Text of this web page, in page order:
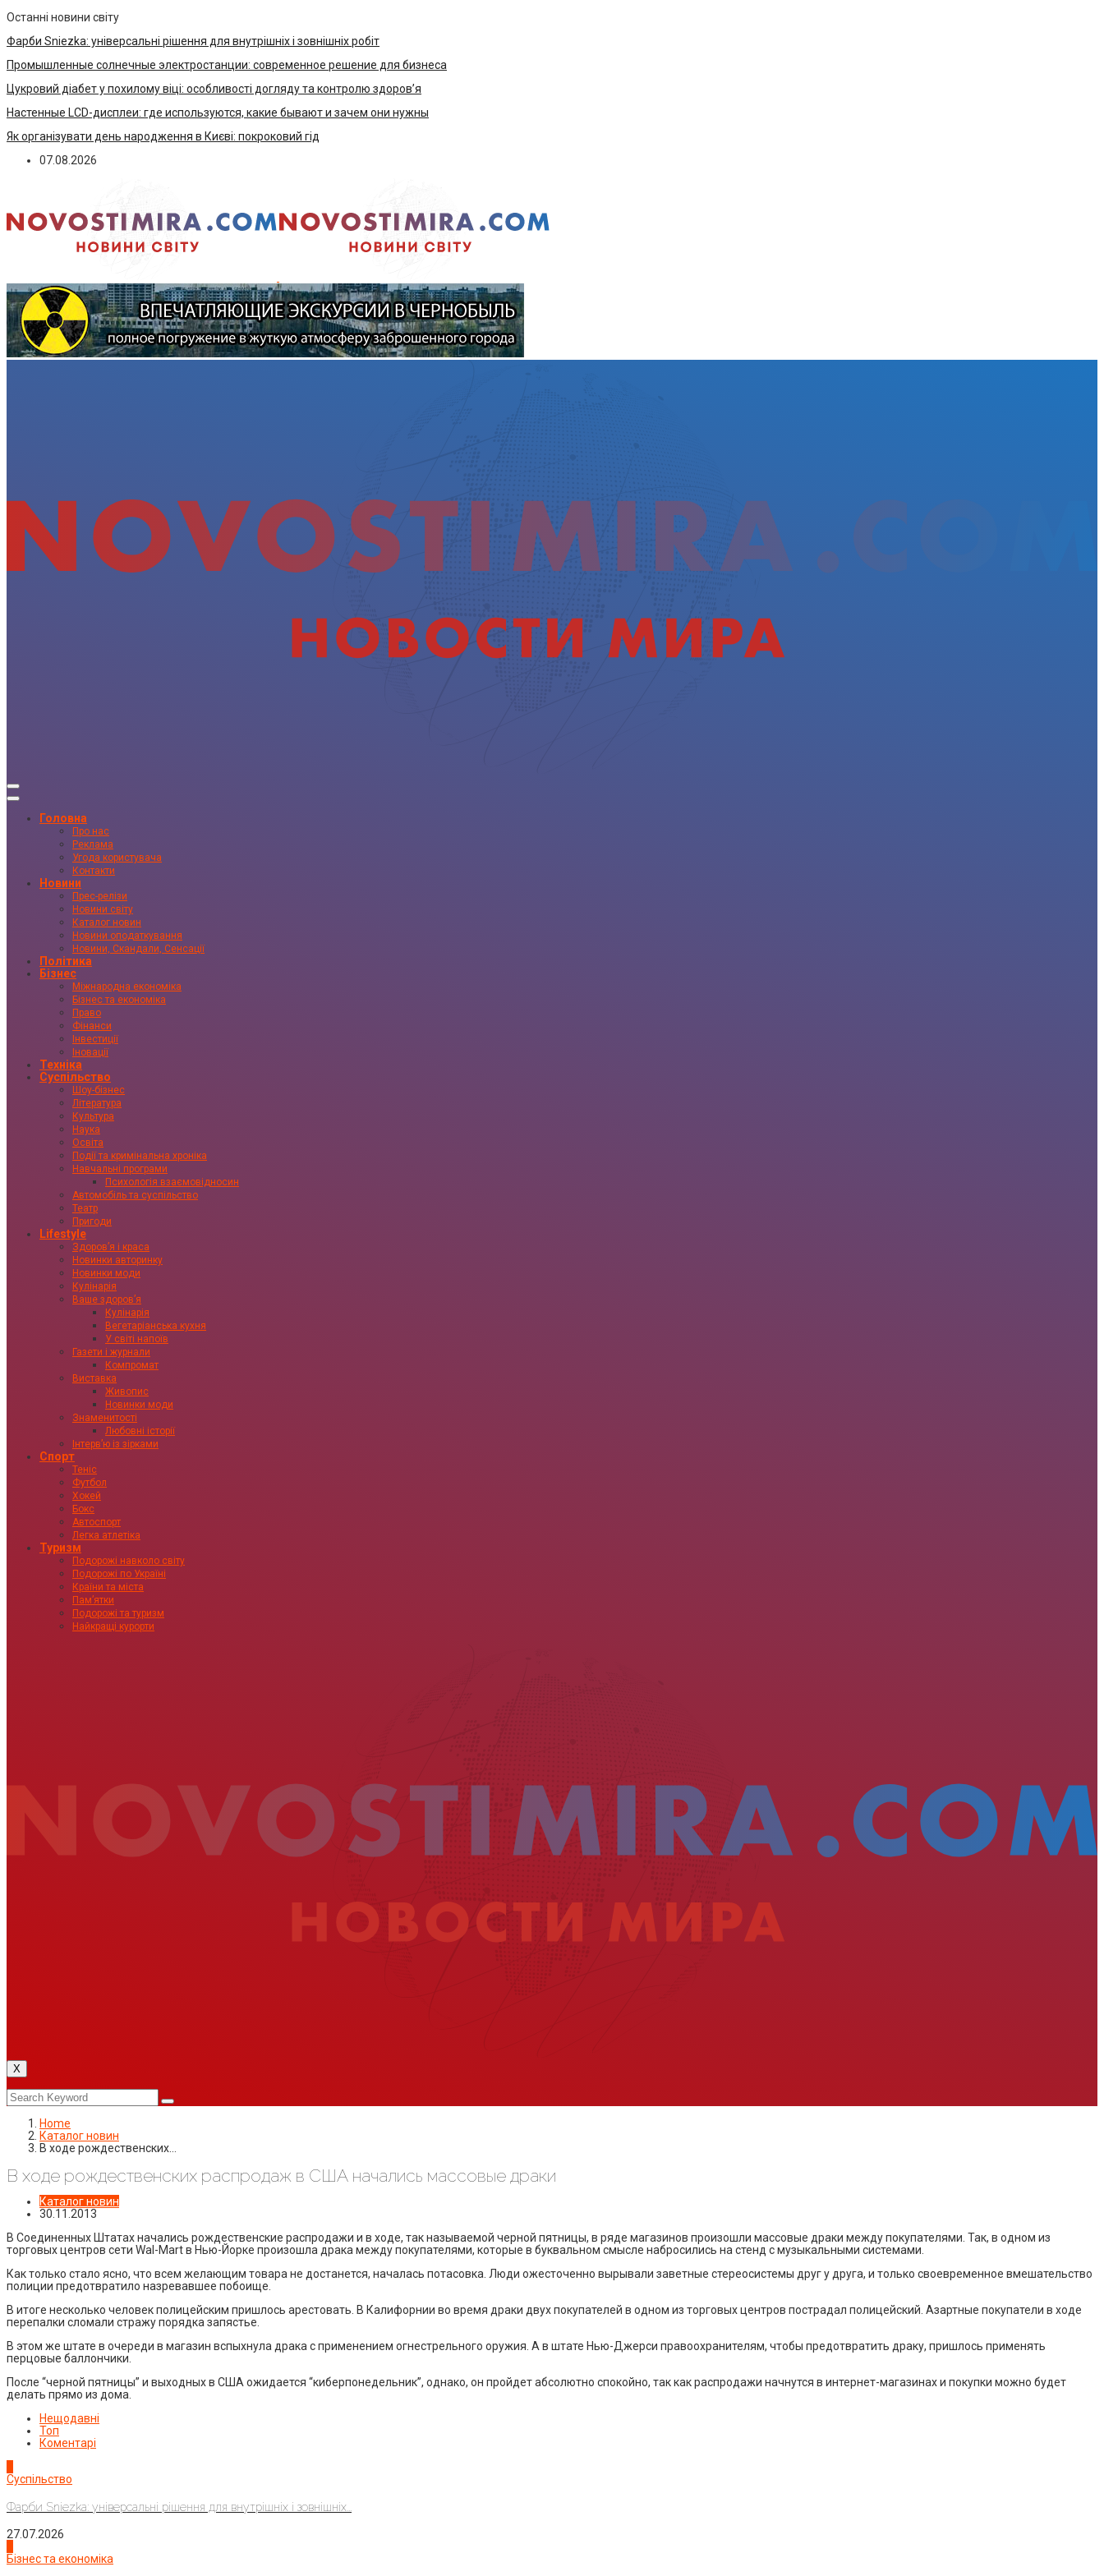
Останні новини світу
Фарби Sniezka: універсальні рішення для внутрішніх і зовнішніх робіт
Промышленные солнечные электростанции: современное решение для бизнеса
Цукровий діабет у похилому віці: особливості догляду та контролю здоров’я
Настенные LCD-дисплеи: где используются, какие бывают и зачем они нужны
Як організувати день народження в Києві: покроковий гід
07.08.2026
Головна
Про нас
Реклама
Угода користувача
Контакти
Новини
Прес-релізи
Новини світу
Каталог новин
Новини оподаткування
Новини, Скандали, Сенсації
Політика
Бізнес
Міжнародна економіка
Бізнес та економіка
Право
Фінанси
Інвестиції
Іновації
Техніка
Суспільство
Шоу-бізнес
Література
Культура
Наука
Освіта
Події та кримінальна хроніка
Навчальні програми
Психологія взаємовідносин
Автомобіль та суспільство
Театр
Пригоди
Lifestyle
Здоровʼя і краса
Новинки авторинку
Новинки моди
Кулінарія
Ваше здоровʼя
Кулінарія
Вегетаріанська кухня
У світі напоїв
Газети і журнали
Компромат
Виставка
Живопис
Новинки моди
Знаменитості
Любовні історії
Інтервʼю із зірками
Спорт
Теніс
Футбол
Хокей
Бокс
Автоспорт
Легка атлетіка
Туризм
Подорожі навколо світу
Подорожі по Україні
Країни та міста
Пам’ятки
Подорожі та туризм
Найкращі курорти
X
Home
Каталог новин
В ходе рождественских…
В ходе рождественских распродаж в США начались массовые драки
Каталог новин
30.11.2013
В Соединенных Штатах начались рождественские распродажи и в ходе, так называемой черной пятницы, в ряде магазинов произошли массовые драки между покупателями. Так, в одном из
торговых центров сети Wal-Mart в Нью-Йорке произошла драка между покупателями, которые в буквальном смысле набросились на стенд с музыкальными системами.
Как только стало ясно, что всем желающим товара не достанется, началась потасовка. Люди ожесточенно вырывали заветные стереосистемы друг у друга, и только своевременное вмешательство
полиции предотвратило назревавшее побоище.
В итоге несколько человек полицейским пришлось арестовать. В Калифорнии во время драки двух покупателей в одном из торговых центров пострадал полицейский. Азартные покупатели в ходе
перепалки сломали стражу порядка запястье.
В этом же штате в очереди в магазин вспыхнула драка с применением огнестрельного оружия. А в штате Нью-Джерси правоохранителям, чтобы предотвратить драку, пришлось применять
перцовые баллончики.
После “черной пятницы” и выходных в США ожидается “киберпонедельник”, однако, он пройдет абсолютно спокойно, так как распродажи начнутся в интернет-магазинах и покупки можно будет
делать прямо из дома.
Нещодавні
Топ
Коментарі
Суспільство
Фарби Sniezka: універсальні рішення для внутрішніх і зовнішніх...
27.07.2026
Бізнес та економіка